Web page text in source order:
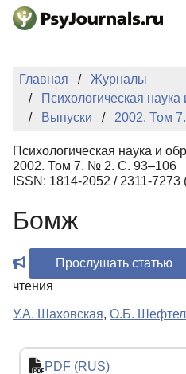
Перейти к основному
БАЗА
Регистрация
Главная
Журналы
Психологическая
Выпуски
2002. Том
Психологическая наука и
2002. Том 7. № 2. С. 93–106
ISSN: 1814-2052 / 2311-7273
Бомж
Прослушать статью
чтения
У.А. Шаховская, О.Б.
PDF (RUS)